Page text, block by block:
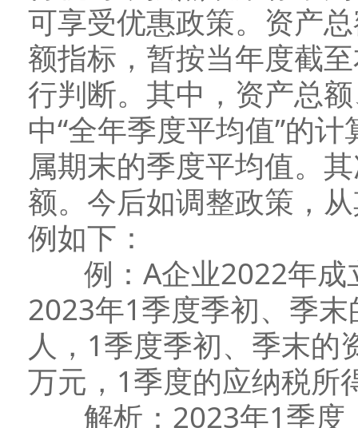
可享受优惠政策。资产
额指标，暂按当年度截
行判断。其中，资产总
中“全年季度平均值”的
属期末的季度平均值。
额。今后如调整政策，
例如下：
例：A企业2022年成
2023年1季度季初、季
人，1季度季初、季末
万元，1季度的应纳税所
解析：2023年1季度